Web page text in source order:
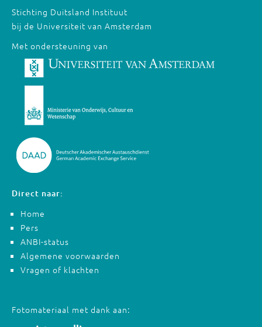
Stichting Duitsland Instituut
bij de Universiteit van Amsterdam
Met ondersteuning van
Direct naar:
Home
Pers
ANBI-status
Algemene voorwaarden
Vragen of klachten
Fotomateriaal met dank aan: